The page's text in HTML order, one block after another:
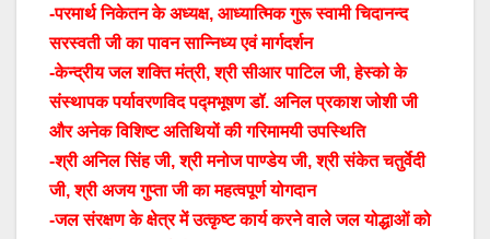
-परमार्थ निकेतन के अध्यक्ष, आध्यात्मिक गुरू स्वामी चिदानन्द
सरस्वती जी का पावन सान्निध्य एवं मार्गदर्शन
-केन्द्रीय जल शक्ति मंत्री, श्री सीआर पाटिल जी, हेस्को के
संस्थापक पर्यावरणविद पद्मभूषण डॉ. अनिल प्रकाश जोशी जी
और अनेक विशिष्ट अतिथियों की गरिमामयी उपस्थिति
-श्री अनिल सिंह जी, श्री मनोज पाण्डेय जी, श्री संकेत चतुर्वेदी
जी, श्री अजय गुप्ता जी का महत्वपूर्ण योगदान
-जल संरक्षण के क्षेत्र में उत्कृष्ट कार्य करने वाले जल योद्धाओं को